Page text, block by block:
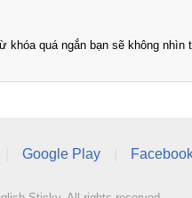
khóa quá ngắn bạn sẽ không
Google Play